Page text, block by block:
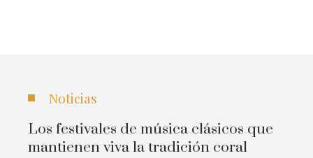
Noticias
Los festivales de música clásicos que
mantienen viva la tradición coral